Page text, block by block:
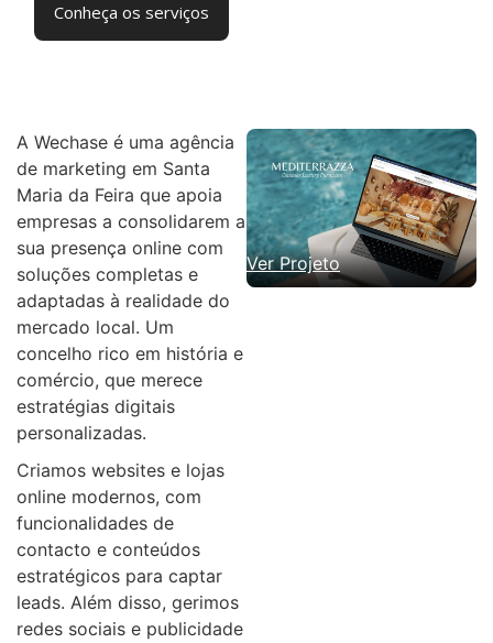
Conheça os serviços
A Wechase é uma agência
de marketing em Santa
Maria da Feira que apoia
empresas a consolidarem a
sua presença online com
soluções completas e
adaptadas à realidade do
mercado local. Um
concelho rico em história e
comércio, que merece
estratégias digitais
personalizadas.
Criamos websites e lojas
online modernos, com
funcionalidades de
contacto e conteúdos
estratégicos para captar
leads. Além disso, gerimos
redes sociais e publicidade
Ver Projeto